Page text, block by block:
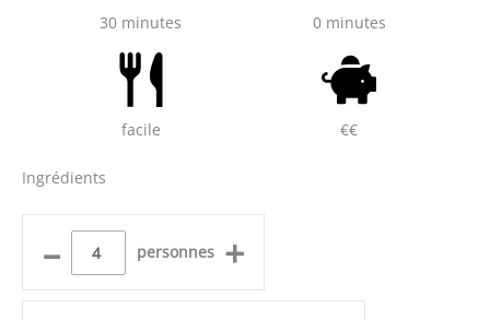
30 minutes 0 minutes
facile €€
Ingrédients
– personnes +